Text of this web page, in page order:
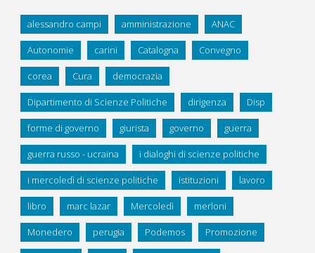
NOVECENTO"
alessandro campi amministrazione ANAC
Autonomie carini Catalogna Convegno
corea Cura democrazia
Dipartimento di Scienze Politiche dirigenza Disp
forme di governo giurista governo guerra
guerra russo - ucraina i dialoghi di scienze politiche
i mercoledì di scienze politiche istituzioni lavoro
libro marc lazar Mercoledì merloni
Monedero perugia Podemos Promozione